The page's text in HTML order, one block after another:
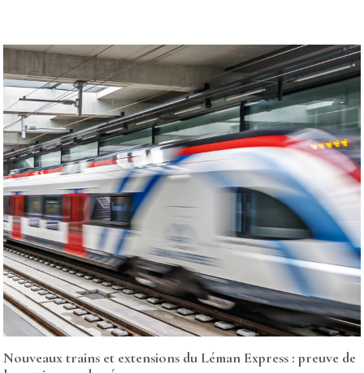
Nouveaux trains et extensions du Léman Express : preuve de